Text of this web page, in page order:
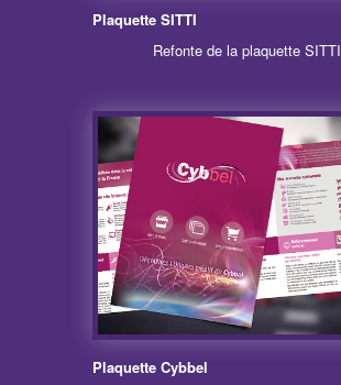
Plaquette SITTI
Refonte de la plaquette SITTI
Plaquette Cybbel